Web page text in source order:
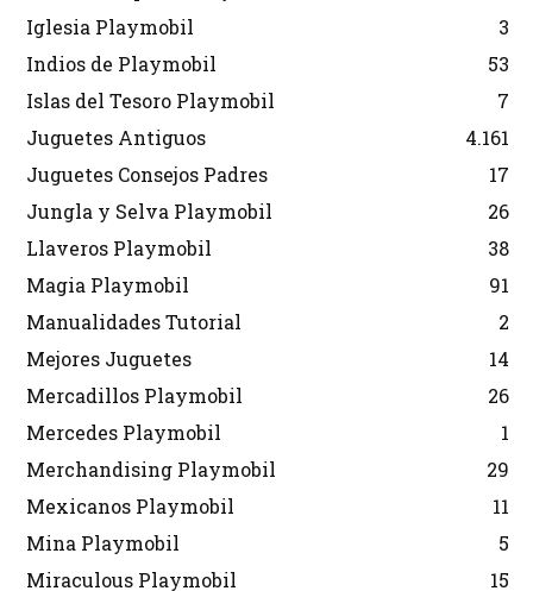
Iglesia Playmobil
3
Indios de Playmobil
53
Islas del Tesoro Playmobil
7
Juguetes Antiguos
4.161
Juguetes Consejos Padres
17
Jungla y Selva Playmobil
26
Llaveros Playmobil
38
Magia Playmobil
91
Manualidades Tutorial
2
Mejores Juguetes
14
Mercadillos Playmobil
26
Mercedes Playmobil
1
Merchandising Playmobil
29
Mexicanos Playmobil
11
Mina Playmobil
5
Miraculous Playmobil
15